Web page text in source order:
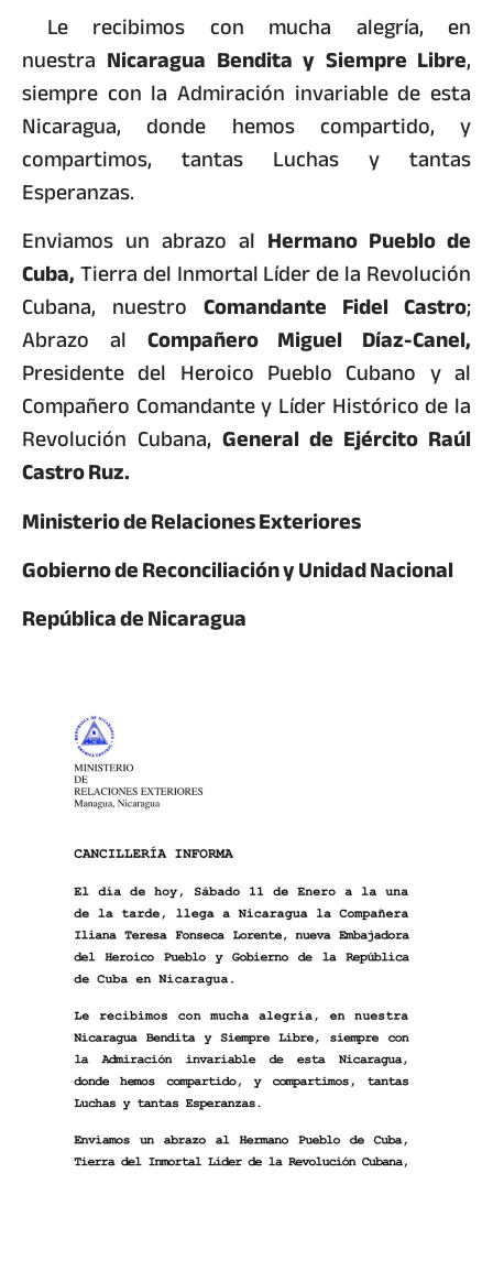
Le recibimos con mucha alegría, en
nuestra Nicaragua Bendita y Siempre Libre,
siempre con la Admiración invariable de esta
Nicaragua, donde hemos compartido, y
compartimos, tantas Luchas y tantas
Esperanzas.
Enviamos un abrazo al Hermano Pueblo de
Cuba,Tierra del Inmortal Líder de la Revolución
Cubana, nuestro Comandante Fidel Castro;
Abrazo al Compañero Miguel Díaz-Canel,
Presidente del Heroico Pueblo Cubano y al
Compañero Comandante y Líder Histórico de la
Revolución Cubana, General de Ejército Raúl
Castro Ruz.
Ministerio de Relaciones Exteriores
Gobierno de Reconciliación y Unidad Nacional
República de Nicaragua